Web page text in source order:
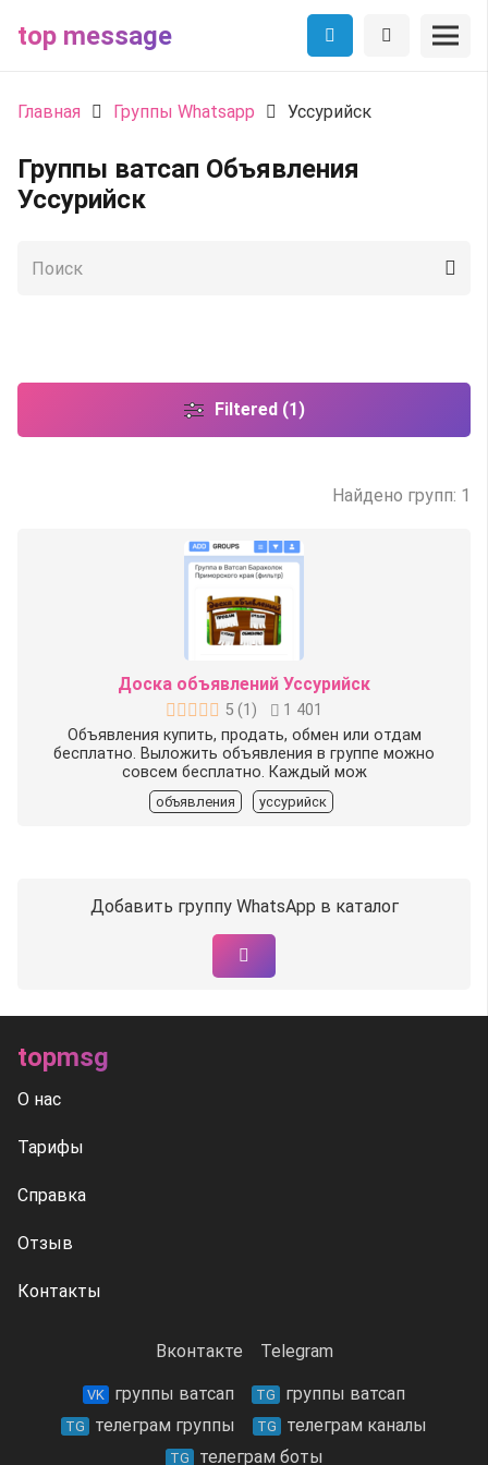
top message
Главная Группы Whatsapp Уссурийск
Группы ватсап Объявления
Уссурийск
Filtered (1)
Найдено групп: 1
Доска объявлений Уссурийск
5 (1 )
1 401
Объявления купить, продать, обмен или отдам
бесплатно. Выложить объявления в группе можно
совсем бесплатно. Каждый мож
объявления уссурийск
Добавить группу WhatsApp в каталог
topmsg
О нас
Тарифы
Справка
Отзыв
Контакты
Вконтакте Telegram
VK группы ватсап TG группы ватсап
TG телеграм группы TG телеграм каналы
TG телеграм боты